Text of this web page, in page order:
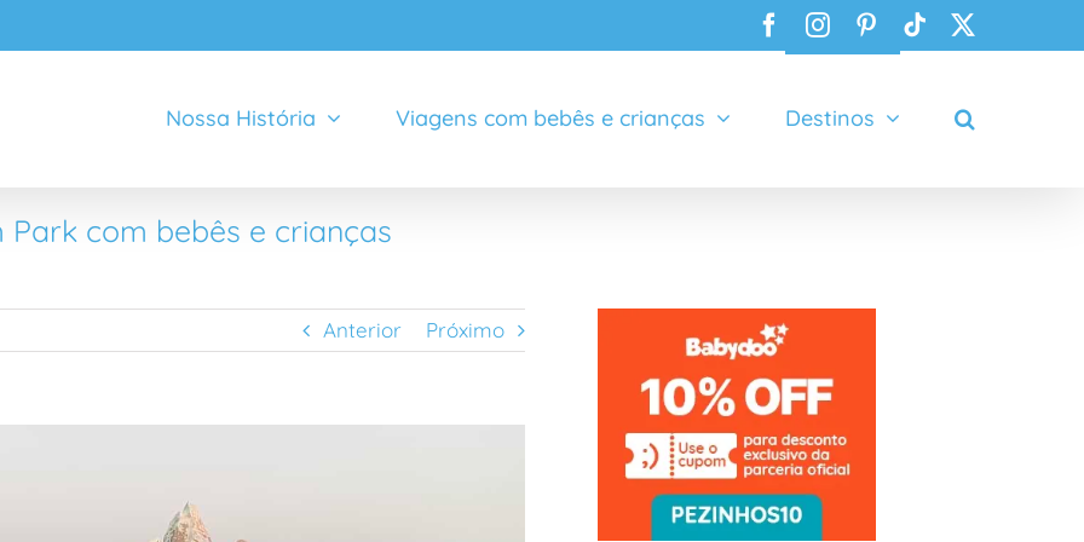
Facebook
InstagramPinterest
Tiktok
Nossa História Viagens com bebês e crianças Destinos
Park com bebês e crianças
Anterior Próximo